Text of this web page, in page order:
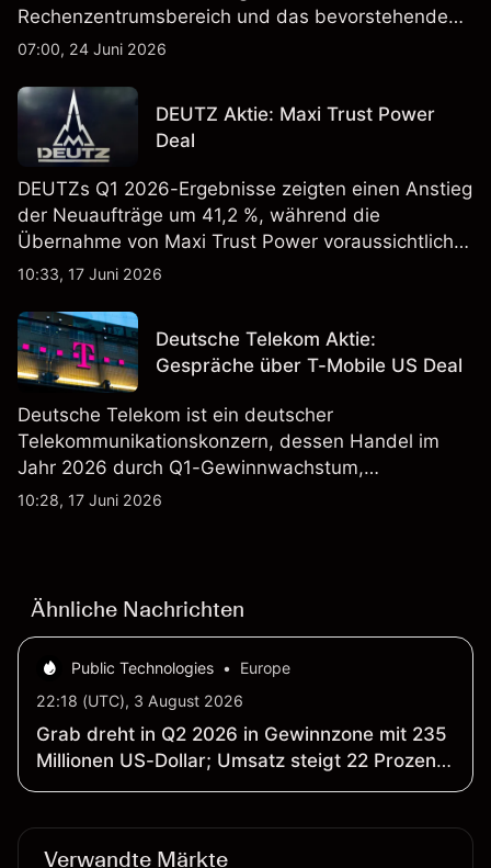
Rechenzentrumsbereich und das bevorstehende
„Advancing AI 2026"-Event im Juli Aufmerksamkeit
Vergangenheit ist kein verlässlicher Indikator für
zukünftige Ergebnisse.
07:00, 24 Juni 2026
DEUTZ Aktie: Maxi Trust Power
Deal
DEUTZs Q1 2026-Ergebnisse zeigten einen Anstieg
der Neuaufträge um 41,2 %, während die
Übernahme von Maxi Trust Power voraussichtlich
40 Mio. € zum Umsatz von DEUTZ Energy
Vergangenheit ist kein verlässlicher Indikator für
zukünftige Ergebnisse.
10:33, 17 Juni 2026
Deutsche Telekom Aktie:
Gespräche über T-Mobile US Deal
Deutsche Telekom ist ein deutscher
Telekommunikationskonzern, dessen Handel im
Jahr 2026 durch Q1-Gewinnwachstum,
Aktienrückkäufe und Berichte über einen möglichen
10:28, 17 Juni 2026
Ähnliche Nachrichten
Public Technologies •
Europe
22:18 (UTC), 3 August 2026
Grab dreht in Q2 2026 in Gewinnzone mit 235
Millionen US-Dollar; Umsatz steigt 22 Prozent
auf 997 Millionen US-Dollar
Verwandte Märkte